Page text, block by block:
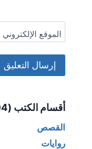
الموقع الإلكتروني
أقسام الكتب (18.504 كتاب)
القصص
روايات